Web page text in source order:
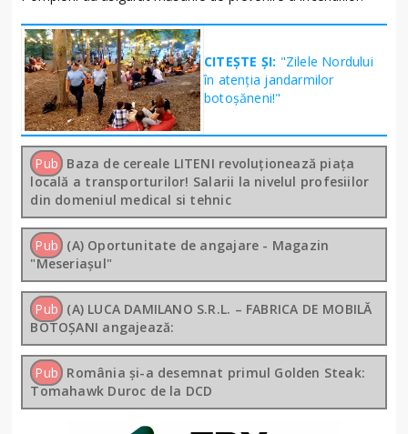
CITEȘTE ȘI: "Zilele Nordului
în atenția jandarmilor
botoșăneni!"
Pub Baza de cereale LITENI revoluționează piața
locală a transporturilor! Salarii la nivelul profesiilor
din domeniul medical si tehnic
Pub (A) Oportunitate de angajare - Magazin
"Meseriașul"
Pub (A) LUCA DAMILANO S.R.L. – FABRICA DE MOBILĂ
BOTOȘANI angajează:
Pub România și-a desemnat primul Golden Steak:
Tomahawk Duroc de la DCD